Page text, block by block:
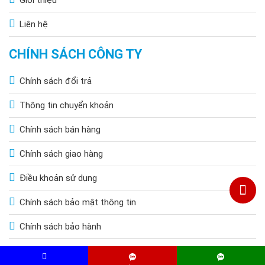
Liên hệ
CHÍNH SÁCH CÔNG TY
Chính sách đổi trả
Thông tin chuyển khoản
Chính sách bán hàng
Chính sách giao hàng
Điều khoản sử dụng
Chính sách bảo mật thông tin
Chính sách bảo hành